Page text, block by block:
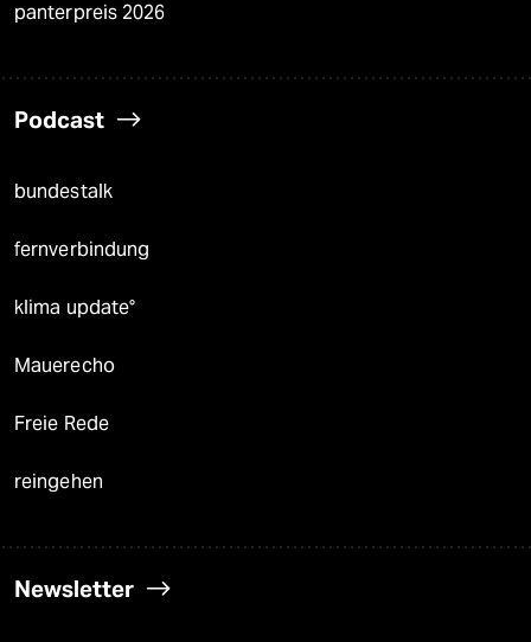
panterpreis 2026
Podcast
bundestalk
fernverbindung
klima update°
Mauerecho
Freie Rede
reingehen
Newsletter